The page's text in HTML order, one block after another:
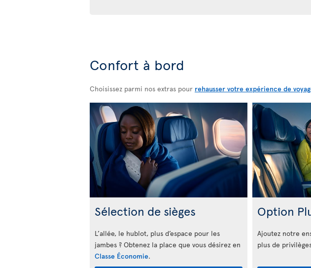
Confort à bord
Choisissez parmi nos extras pour rehausser votre expérience de
Sélection de sièges
L’allée, le hublot, plus d’espace pour les
jambes ? Obtenez la place que vous désirez en
Classe Économie.
Option
Ajoutez notre
plus de